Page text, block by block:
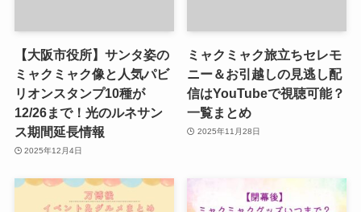
【大阪市役所】サンタ姿の
ミャクミャク像と人気パビ
リオンスタンプ10種が
12/26まで！光のルネサン
ス期間延長情報
2025年12月4日
ミャクミャク旅立ちセレモ
ニー＆お引越しの見逃し配
信はYouTubeで視聴可能？
一覧まとめ
2025年11月28日